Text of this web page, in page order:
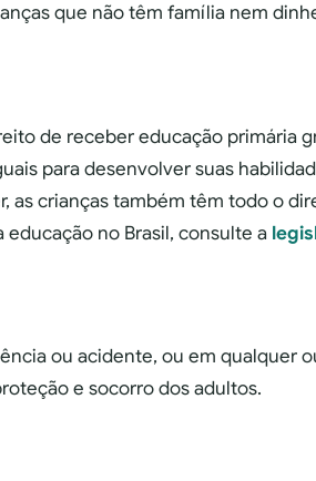
que não têm família nem
de receber educação primária
para desenvolver suas
as crianças também têm todo o
no Brasil, consulte a
ou acidente, ou em qualquer
e socorro dos adultos.